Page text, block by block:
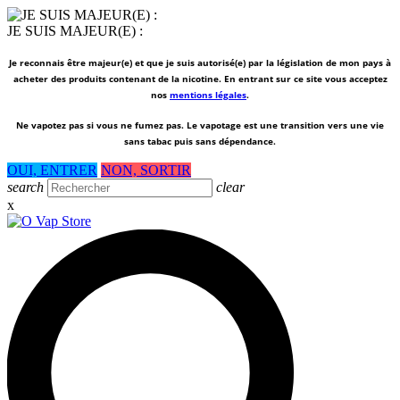
JE SUIS MAJEUR(E) :
Je reconnais être majeur(e) et que je suis autorisé(e) par la législation de mon pays à
acheter des produits contenant de la nicotine. En entrant sur ce site vous acceptez
nos mentions légales.
Ne vapotez pas si vous ne fumez pas. Le vapotage est une transition vers une vie
sans tabac puis sans dépendance.
OUI, ENTRER NON, SORTIR
search
clear
x